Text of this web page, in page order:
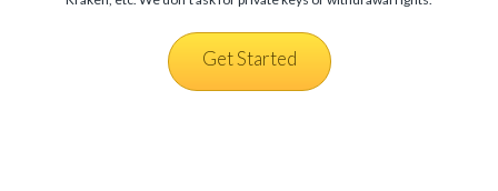
Get Started